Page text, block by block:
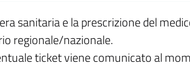
sanitaria e la prescrizione del
regionale/nazionale.
ticket viene comunicato al